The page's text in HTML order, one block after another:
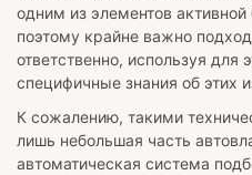
одним из элементов
поэтому крайне важно
ответственно, используя для
специфичные знания об этих
К сожалению, такими
лишь небольшая часть
автоматическая система